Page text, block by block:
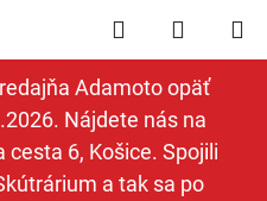
Adamoto opäť
Nájdete nás na
cesta 6, Košice. Spojili
a tak sa po
Hľadať
KOŠÍK